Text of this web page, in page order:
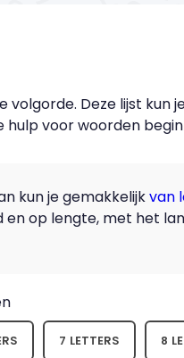
Deze lijst kun
hulp voor woorden
kun je gemakkelijkvan
op lengte, met het
7 LETTERS 8